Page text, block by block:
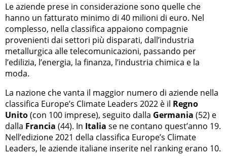
Le aziende prese in considerazione sono quelle che
hanno un fatturato minimo di 40 milioni di euro. Nel
complesso, nella classifica appaiono compagnie
provenienti dai settori più disparati, dall’industria
metallurgica alle telecomunicazioni, passando per
l’edilizia, l’energia, la finanza, l’industria chimica e la
moda.
La nazione che vanta il maggior numero di aziende nella
classifica Europe’s Climate Leaders 2022 è il Regno
Unito(con 100 imprese), seguito dalla Germania (52) e
dalla Francia (44). In Italia se ne contano quest’anno 19.
Nell’edizione 2021 della classifica Europe’s Climate
Leaders, le aziende italiane inserite nel ranking erano 10.